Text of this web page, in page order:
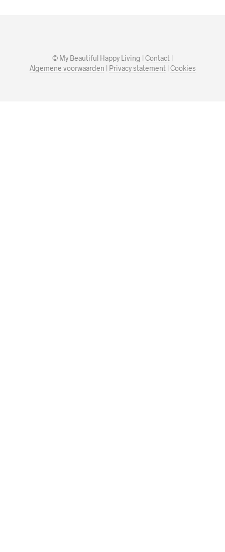
© My Beautiful Happy Living | Contact |
Algemene voorwaarden | Privacy statement| Cookies